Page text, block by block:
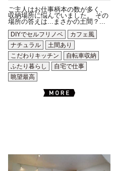
ご主人はお仕事柄本の数が多く、
収納場所に悩んでいました。 その
場所の答えは...まさかの土間？...
DIYでセルフリノベ
カフェ風
ナチュラル
土間あり
こだわりキッチン
自転車収納
ふたり暮らし
自宅で仕事
眺望最高